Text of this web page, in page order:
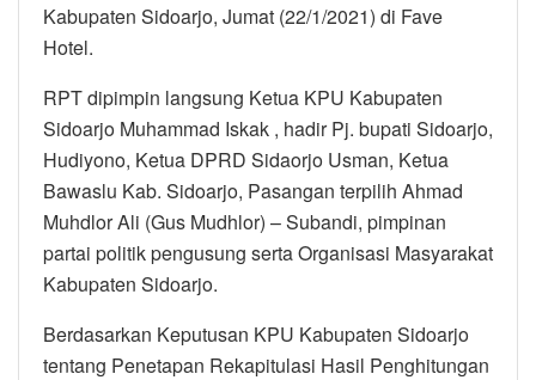
Kabupaten Sidoarjo, Jumat (22/1/2021) di Fave
Hotel.
RPT dipimpin langsung Ketua KPU Kabupaten
Sidoarjo Muhammad Iskak , hadir Pj. bupati Sidoarjo,
Hudiyono, Ketua DPRD Sidaorjo Usman, Ketua
Bawaslu Kab. Sidoarjo, Pasangan terpilih Ahmad
Muhdlor Ali (Gus Mudhlor) – Subandi, pimpinan
partai politik pengusung serta Organisasi Masyarakat
Kabupaten Sidoarjo.
Berdasarkan Keputusan KPU Kabupaten Sidoarjo
tentang Penetapan Rekapitulasi Hasil Penghitungan